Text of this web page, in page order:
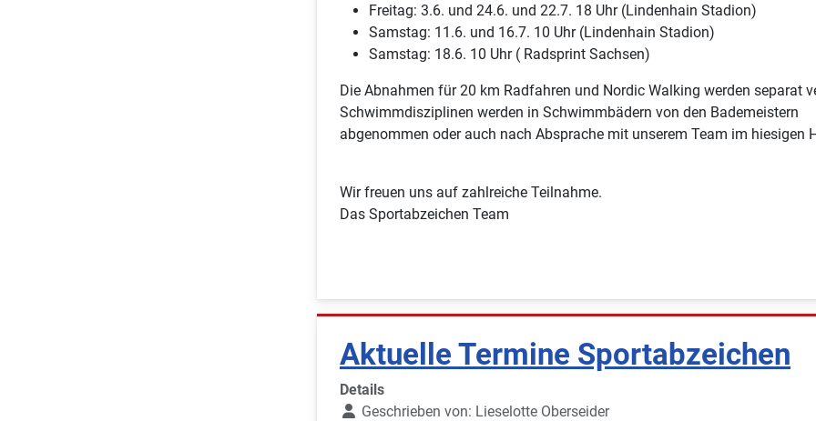
Freitag: 3.6. und 24.6. und 22.7. 18 Uhr (Lindenhain Stadion)
Samstag: 11.6. und 16.7. 10 Uhr (Lindenhain Stadion)
Samstag: 18.6. 10 Uhr ( Radsprint Sachsen)
Die Abnahmen für 20 km Radfahren und Nordic Walking werden separat
Schwimmdisziplinen werden in Schwimmbädern von den Bademeistern
abgenommen oder auch nach Absprache mit unserem Team im hiesigen
Wir freuen uns auf zahlreiche Teilnahme.
Das Sportabzeichen Team
Aktuelle Termine Sportabzeichen
Details
Geschrieben von: Lieselotte Oberseider